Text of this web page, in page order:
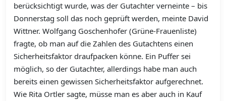
berücksichtigt wurde, was der Gutachter verneinte – bis
Donnerstag soll das noch geprüft werden, meinte David
Wittner. Wolfgang Goschenhofer (Grüne-Frauenliste)
fragte, ob man auf die Zahlen des Gutachtens einen
Sicherheitsfaktor draufpacken könne. Ein Puffer sei
möglich, so der Gutachter, allerdings habe man auch
bereits einen gewissen Sicherheitsfaktor aufgerechnet.
Wie Rita Ortler sagte, müsse man es aber auch in Kauf